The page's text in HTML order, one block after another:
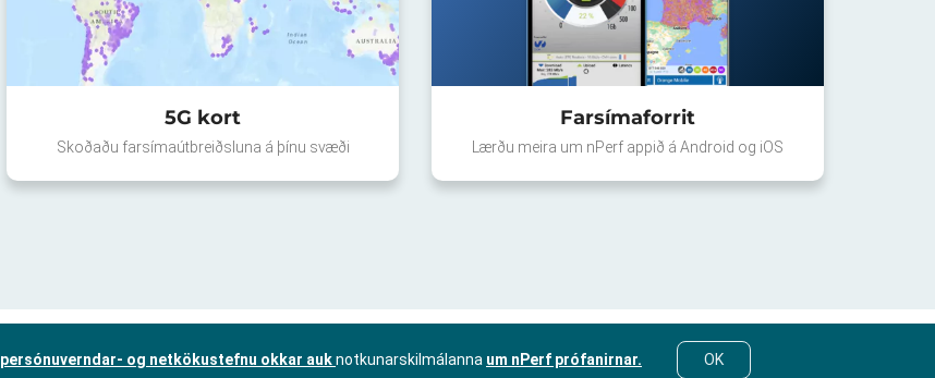
5G kort
Skoðaðu farsímaútbreiðsluna á þínu svæði
Farsímaforrit
Lærðu meira um nPerf appið á Android og iOS
persónuverndar- og netkökustefnu okkar auknotkunarskilmálanna um nPerf prófanirnar. OK